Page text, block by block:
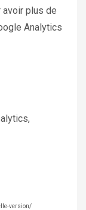
avoir plus de
Analytics
version/